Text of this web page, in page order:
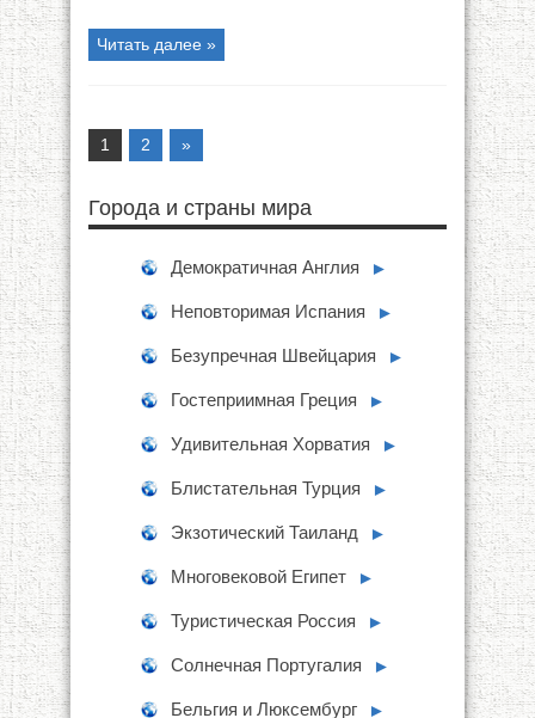
Читать далее »
1 2 »
Города и страны мира
Демократичная Англия ►
Неповторимая Испания ►
Безупречная Швейцария ►
Гостеприимная Греция ►
Удивительная Хорватия ►
Блистательная Турция ►
Экзотический Таиланд ►
Многовековой Египет ►
Туристическая Россия ►
Солнечная Португалия ►
Бельгия и Люксембург ►